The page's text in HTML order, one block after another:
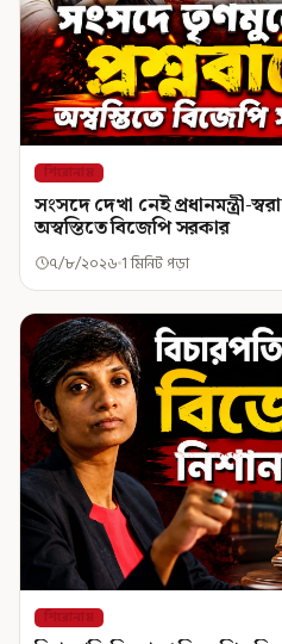
শিরোনাম
সংসদে দেখা নেই প্রধানমন্ত্রী-
অস্বস্তিতে বিজেপি সরকার
৭/৮/২০২৬ 1 মিনিট পড়া
শিরোনাম